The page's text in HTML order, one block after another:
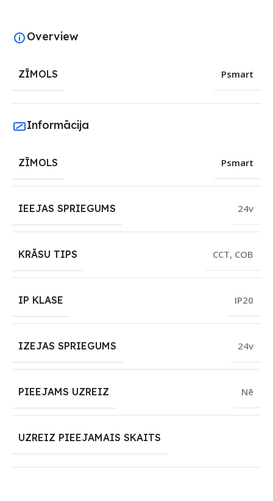
Overview
ZĪMOLS Psmart
Informācija
ZĪMOLS Psmart
IEEJAS SPRIEGUMS 24v
KRĀSU TIPS CCT, COB
IP KLASE IP20
IZEJAS SPRIEGUMS 24v
PIEEJAMS UZREIZ Nē
UZREIZ PIEEJAMAIS SKAITS